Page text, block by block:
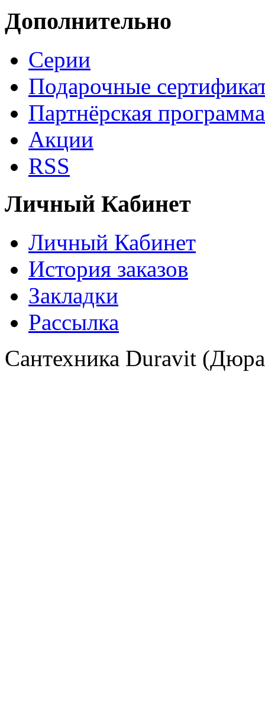
Дополнительно
Серии
Подарочные
Партнёрская программа
Акции
RSS
Личный Кабинет
Личный Кабинет
История заказов
Закладки
Рассылка
Сантехника Duravit